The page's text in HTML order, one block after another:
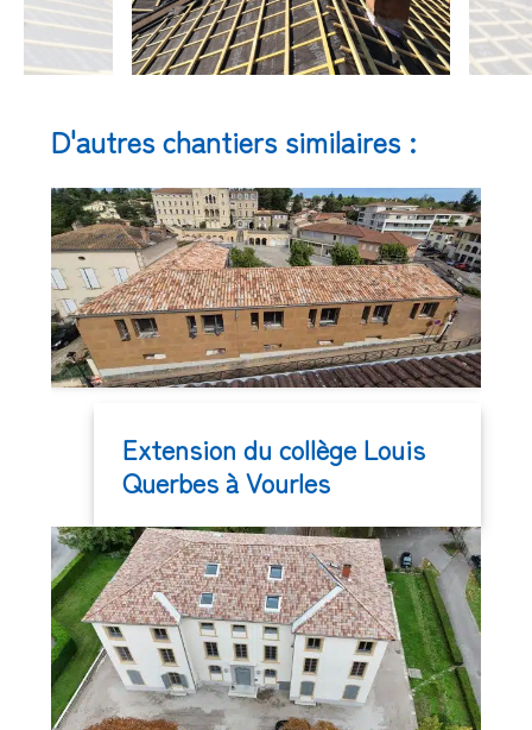
D'autres chantiers similaires :
Extension du collège Louis
Querbes à Vourles